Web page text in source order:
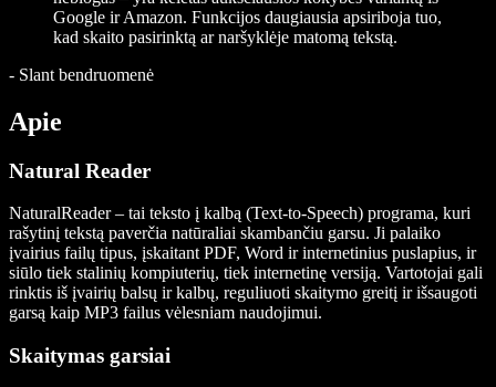
Google ir Amazon. Funkcijos daugiausia apsiriboja tuo,
kad skaito pasirinktą ar naršyklėje matomą tekstą.
- Slant bendruomenė
Apie
Natural Reader
NaturalReader – tai teksto į kalbą (Text-to-Speech) programa, kuri
rašytinį tekstą paverčia natūraliai skambančiu garsu. Ji palaiko
įvairius failų tipus, įskaitant PDF, Word ir internetinius puslapius, ir
siūlo tiek stalinių kompiuterių, tiek internetinę versiją. Vartotojai gali
rinktis iš įvairių balsų ir kalbų, reguliuoti skaitymo greitį ir išsaugoti
garsą kaip MP3 failus vėlesniam naudojimui.
Skaitymas garsiai